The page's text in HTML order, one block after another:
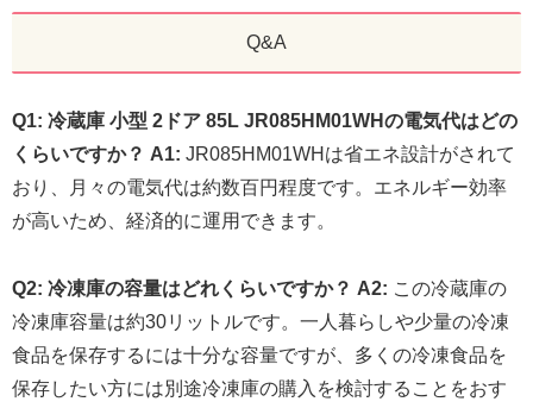
Q&A
Q1: 冷蔵庫 小型 2ドア 85L JR085HM01WHの電気代はどの
くらいですか？ A1: JR085HM01WHは省エネ設計がされて
おり、月々の電気代は約数百円程度です。エネルギー効率
が高いため、経済的に運用できます。
Q2: 冷凍庫の容量はどれくらいですか？ A2: この冷蔵庫の
冷凍庫容量は約30リットルです。一人暮らしや少量の冷凍
食品を保存するには十分な容量ですが、多くの冷凍食品を
保存したい方には別途冷凍庫の購入を検討することをおす